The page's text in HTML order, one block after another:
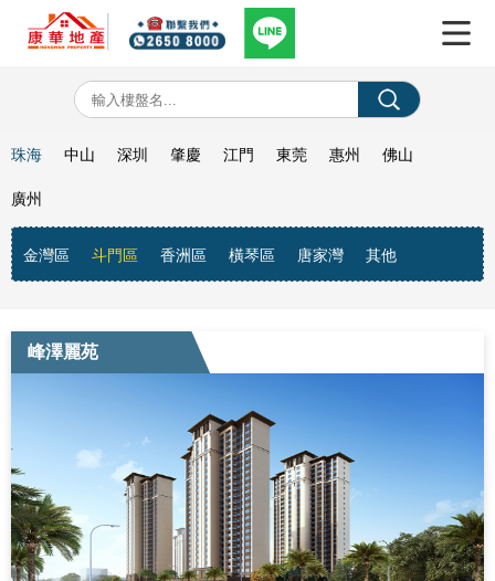
珠海
金灣區 斗門區 香洲區 橫琴區 唐家灣 其他
中山 深圳 肇慶 江門 東莞 惠州 佛山
廣州
峰澤麗苑